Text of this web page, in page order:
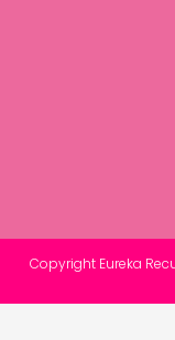
Copyright Eureka